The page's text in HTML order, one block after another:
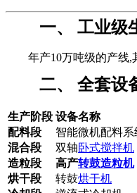
一、 工业级
年产10万吨级的产线,
二、 全套设
生产阶段 设备名称
配料段
智能微机配料系
混合段
双轴卧式搅拌机
造粒段
高产转鼓造粒机
烘干段
转鼓烘干机